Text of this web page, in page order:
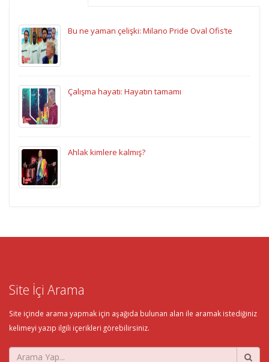
Bu ne yaman çelişki: Milano Pride Oval Ofis’te
Çalışma hayatı: Hayatın tamamı
Ahlak kimlere kalmış?
Site İçi Arama
Site içinde arama yapmak için aşağıda bulunan alan ile aramak istediğiniz
kelimeyi yazıp ilgili içerikleri görebilirsiniz.